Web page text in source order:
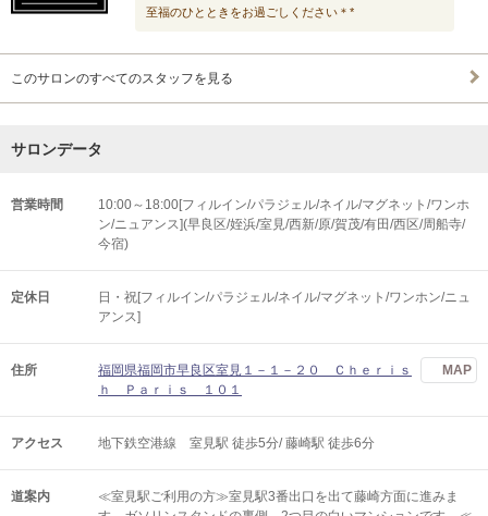
至福のひとときをお過ごしください＊*
このサロンのすべてのスタッフを見る
サロンデータ
営業時間
10:00～18:00[フィルイン/パラジェル/ネイル/マグネット/ワンホ
ン/ニュアンス](早良区/姪浜/室見/西新/原/賀茂/有田/西区/周船寺/
今宿)
定休日
日・祝[フィルイン/パラジェル/ネイル/マグネット/ワンホン/ニュ
アンス]
住所
福岡県福岡市早良区室見１－１－２０ Ｃｈｅｒｉｓ
ｈ Ｐａｒｉｓ １０１
MAP
アクセス 地下鉄空港線 室見駅 徒歩5分/ 藤崎駅 徒歩6分
道案内
≪室見駅ご利用の方≫室見駅3番出口を出て藤崎方面に進みま